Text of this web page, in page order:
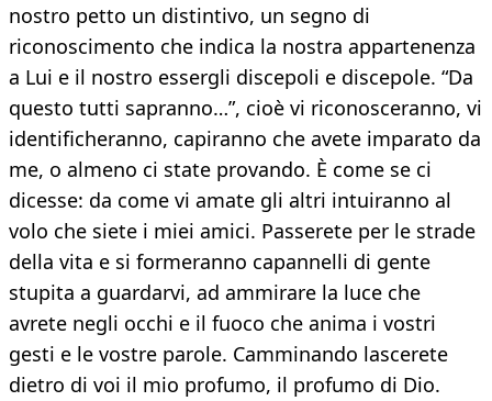
nostro petto un distintivo, un segno di
riconoscimento che indica la nostra appartenenza
a Lui e il nostro essergli discepoli e discepole. “Da
questo tutti sapranno…”, cioè vi riconosceranno, vi
identificheranno, capiranno che avete imparato da
me, o almeno ci state provando. È come se ci
dicesse: da come vi amate gli altri intuiranno al
volo che siete i miei amici. Passerete per le strade
della vita e si formeranno capannelli di gente
stupita a guardarvi, ad ammirare la luce che
avrete negli occhi e il fuoco che anima i vostri
gesti e le vostre parole. Camminando lascerete
dietro di voi il mio profumo, il profumo di Dio.